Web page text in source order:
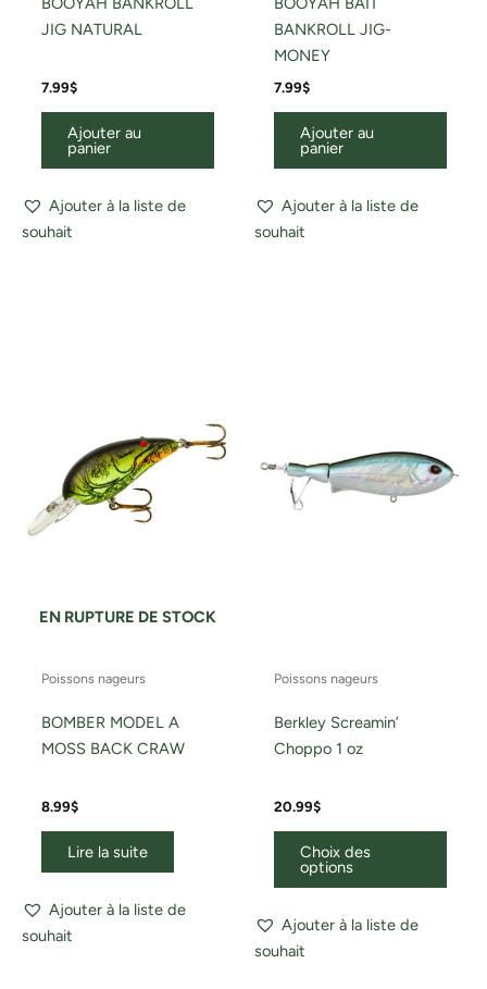
JIG NATURAL
7.99$
Ajouter au
panier
Ajouter à la liste de
souhait
BANKROLL JIG-
MONEY
7.99$
Ajouter au
panier
Ajouter à la liste de
souhait
EN RUPTURE DE STOCK
Poissons nageurs
BOMBER MODEL A
MOSS BACK CRAW
8.99$
Lire la suite
Ajouter à la liste de
souhait
Poissons nageurs
Berkley Screamin’
Choppo 1 oz
20.99$
Choix des
options
Ajouter à la liste de
souhait